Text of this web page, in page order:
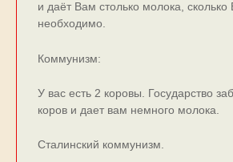
и даёт Вам столько молока, сколько
необходимо.
Коммунизм:
У вас есть 2 коровы. Государство
коров и дает вам немного молока.
Сталинский коммунизм.